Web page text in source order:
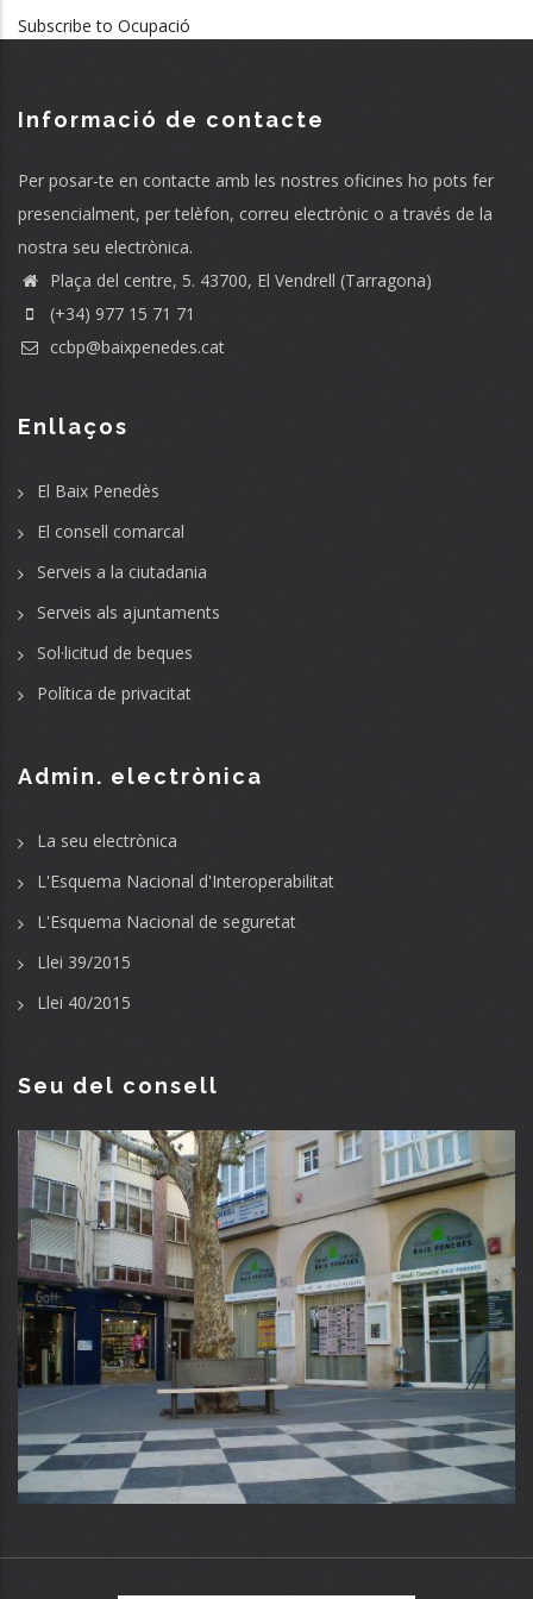
Subscribe to Ocupació
Informació de contacte
Per posar-te en contacte amb les nostres oficines ho pots fer
presencialment, per telèfon, correu electrònic o a través de la
nostra seu electrònica.
Plaça del centre, 5. 43700, El Vendrell (Tarragona)
(+34) 977 15 71 71
ccbp@baixpenedes.cat
Enllaços
El Baix Penedès
El consell comarcal
Serveis a la ciutadania
Serveis als ajuntaments
Sol·licitud de beques
Política de privacitat
Admin. electrònica
La seu electrònica
L'Esquema Nacional d'Interoperabilitat
L'Esquema Nacional de seguretat
Llei 39/2015
Llei 40/2015
Seu del consell